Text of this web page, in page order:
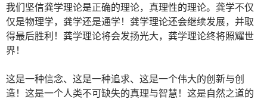
我们坚信龚学理论是正确的理论，真理性的理论。龚学不仅
仅是物理学，龚学还是通学！龚学理论还会继续发展，并取
得最后胜利！龚学理论将会发扬光大，龚学理论终将照耀世
界！
这是一种信念、这是一种追求、这是一个伟大的创新与创
造！这是一个人类不可缺失的真理与智慧！这是自然之道的